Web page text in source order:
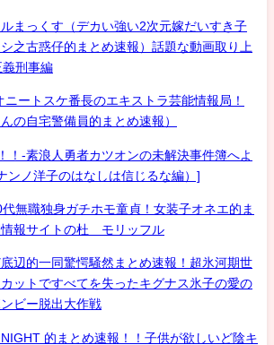
まっくす（デカい強い2次元嫁だいすき子
之古惑仔的まとめ速報）話題な動画取り上
義刑事編
ートスケ番長のエキストラ芸能情報局！
の自宅警備員的まとめ速報）
！-素浪人勇者カツオンの未解決事件簿へよ
ンノ洋子のはなしは信じるな編）]
職独身ガチホモ童貞！女装子オネエ的ま
情報サイトの杜 モリッフル
辺的一同驚愕騒然まとめ速報！超氷河期世
ットですべてを失ったキグナス氷子の愛の
ビー脱出大作戦
的まとめ速報！！子供が欲しいど陰キ